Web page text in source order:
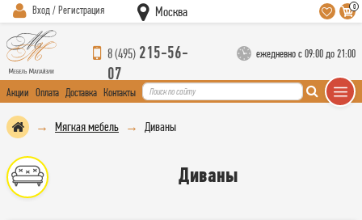
Вход / Регистрация Москва 0
8 (495) 215-56-
07
ежедневно с 09:00 до 21:00
Акции Оплата Доставка Контакты
Мягкая мебель Диваны
Диваны